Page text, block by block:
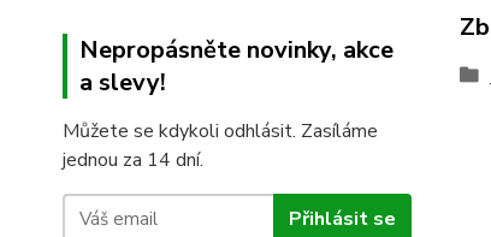
Nepropásněte novinky, akce
a slevy!
Můžete se kdykoli odhlásit. Zasíláme
jednou za 14 dní.
Přihlásit se